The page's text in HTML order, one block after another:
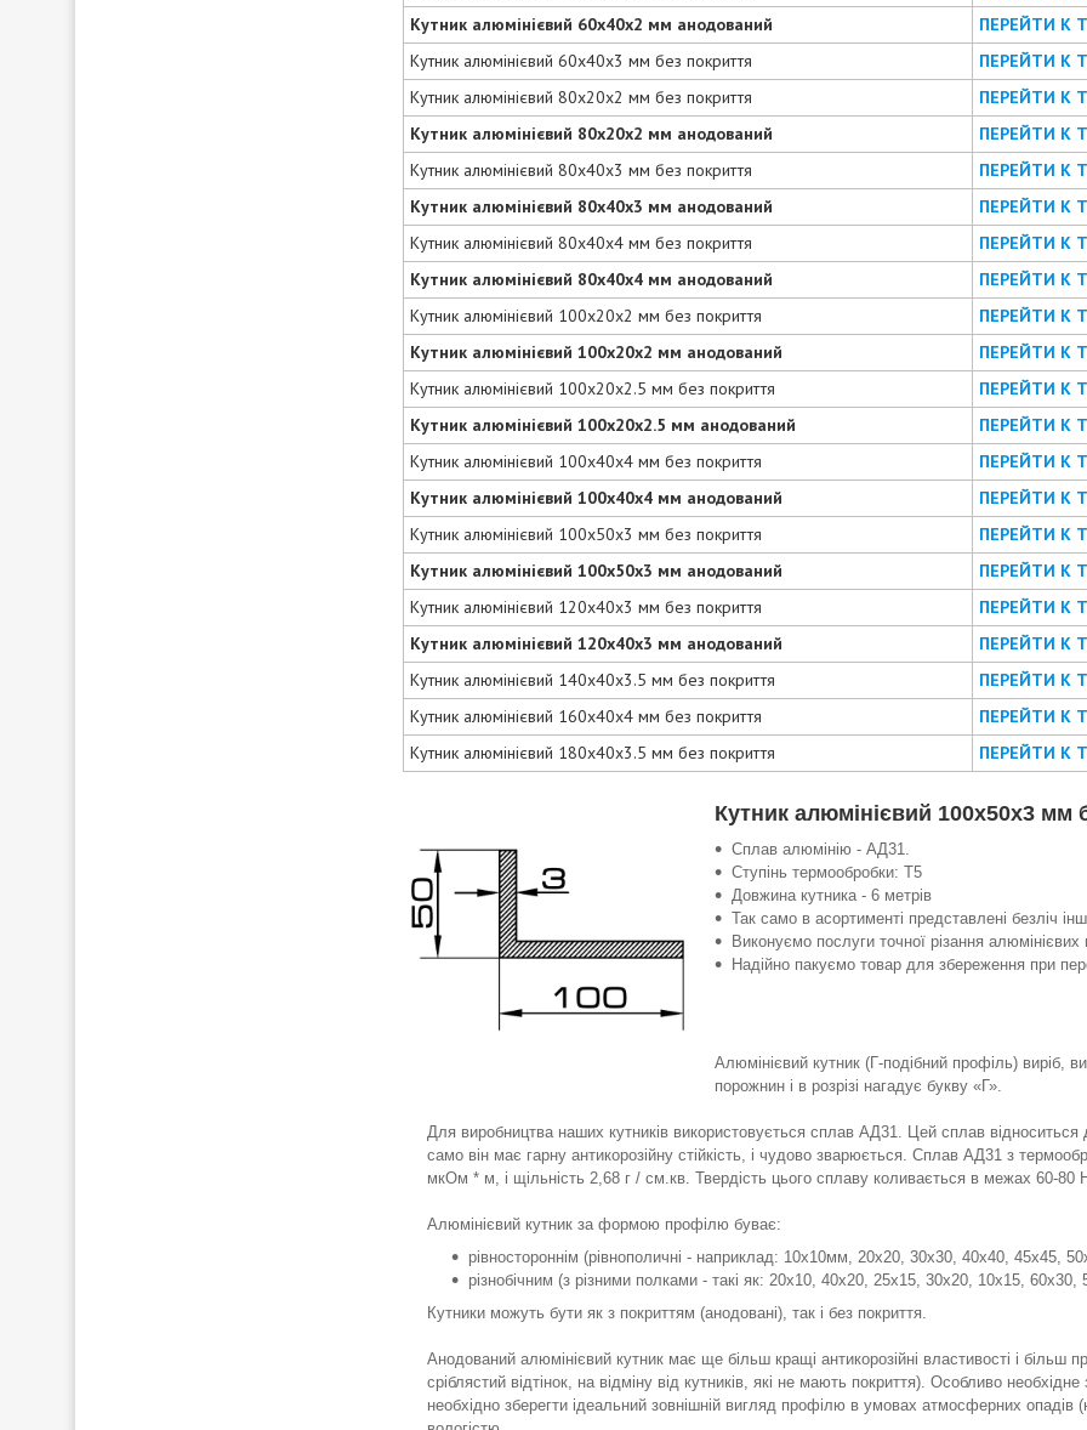
Кутник алюмінієвий 60х40х2 мм анодований
ПЕРЕЙТИ К
Кутник алюмінієвий 60х40х3 мм без покриття
ПЕРЕЙТИ К
Кутник алюмінієвий 80х20х2 мм без покриття
ПЕРЕЙТИ К
Кутник алюмінієвий 80х20х2 мм анодований
ПЕРЕЙТИ К
Кутник алюмінієвий 80х40х3 мм без покриття
ПЕРЕЙТИ К
Кутник алюмінієвий 80х40х3 мм анодований
ПЕРЕЙТИ К
Кутник алюмінієвий 80х40х4 мм без покриття
ПЕРЕЙТИ К
Кутник алюмінієвий 80х40х4 мм анодований
ПЕРЕЙТИ К
Кутник алюмінієвий 100х20х2 мм без покриття
ПЕРЕЙТИ К
Кутник алюмінієвий 100х20х2 мм анодований
ПЕРЕЙТИ К
Кутник алюмінієвий 100х20х2.5 мм без покриття
ПЕРЕЙТИ К
Кутник алюмінієвий 100х20х2.5 мм анодований
ПЕРЕЙТИ К
Кутник алюмінієвий 100х40х4 мм без покриття
ПЕРЕЙТИ К
Кутник алюмінієвий 100х40х4 мм анодований
ПЕРЕЙТИ К
Кутник алюмінієвий 100х50х3 мм без покриття
ПЕРЕЙТИ К
Кутник алюмінієвий 100х50х3 мм анодований
ПЕРЕЙТИ К
Кутник алюмінієвий 120х40х3 мм без покриття
ПЕРЕЙТИ К
Кутник алюмінієвий 120х40х3 мм анодований
ПЕРЕЙТИ К
Кутник алюмінієвий 140х40х3.5 мм без покриття
ПЕРЕЙТИ К
Кутник алюмінієвий 160х40х4 мм без покриття
ПЕРЕЙТИ К
Кутник алюмінієвий 180х40х3.5 мм без покриття
ПЕРЕЙТИ К
Кутник алюмінієвий 100х50х3 мм
Сплав алюмінію - АД31.
Ступінь термообробки: Т5
Довжина кутника - 6 метрів
Так само в асортименті представлені безліч
Виконуємо послуги точної різання
Надійно пакуємо товар для збереження при
Алюмінієвий кутник (Г-подібний профіль) виріб,
порожнин і в розрізі нагадує букву «Г».
Для виробництва наших кутників використовується сплав АД31. Цей сплав відноситься
само він має гарну антикорозійну стійкість, і чудово зварюється. Сплав АД31 з
мкОм * м, і щільність 2,68 г / см.кв. Твердість цього сплаву коливається в межах 60-80
Алюмінієвий кутник за формою профілю буває:
рівностороннім (рівнополичні - наприклад: 10х10мм, 20х20, 30х30, 40х40, 45х45,
різнобічним (з різними полками - такі як: 20х10, 40х20, 25х15, 30х20, 10х15, 60х30,
Кутники можуть бути як з покриттям (анодовані), так і без покриття.
Анодований алюмінієвий кутник має ще більш кращі антикорозійні властивості і
сріблястий відтінок, на відміну від кутників, які не мають покриття). Особливо
необхідно зберегти ідеальний зовнішній вигляд профілю в умовах атмосферних опадів